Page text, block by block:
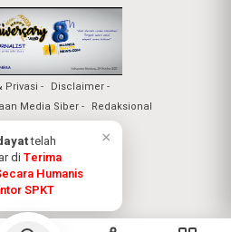
Privasi
Disclaimer
Media Siber
Redaksional
Realita Jaya 2026